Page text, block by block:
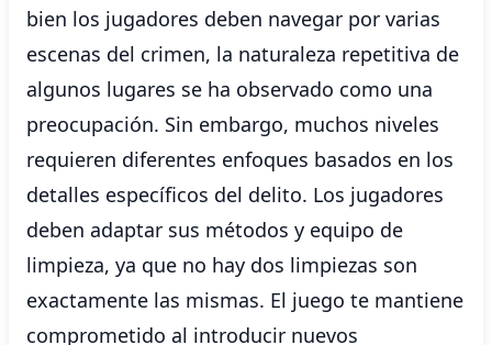
bien los jugadores deben navegar por varias
escenas del crimen, la naturaleza repetitiva de
algunos lugares se ha observado como una
preocupación. Sin embargo, muchos niveles
requieren diferentes enfoques basados ​​en los
detalles específicos del delito. Los jugadores
deben adaptar sus métodos y equipo de
limpieza, ya que no hay dos limpiezas son
exactamente las mismas. El juego te mantiene
comprometido al introducir nuevos